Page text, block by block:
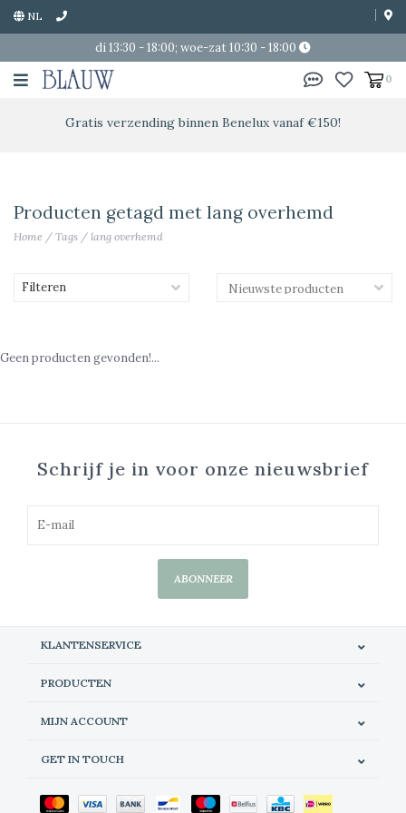
NL
di 13:30 - 18:00; woe-zat 10:30 - 18:00
0
Gratis verzending binnen Benelux vanaf €150!
Producten getagd met lang overhemd
Home / Tags / lang overhemd
Filteren
Geen producten gevonden!...
Schrijf je in voor onze nieuwsbrief
ABONNEER
KLANTENSERVICE
PRODUCTEN
MIJN ACCOUNT
GET IN TOUCH